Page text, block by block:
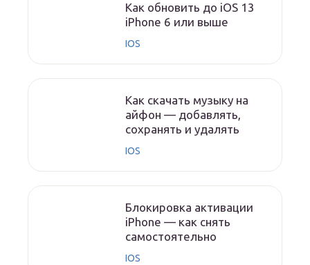
Как обновить до iOS 13
iPhone 6 или выше
IOS
Как скачать музыку на
айфон — добавлять,
сохранять и удалять
IOS
Блокировка активации
iPhone — как снять
самостоятельно
IOS